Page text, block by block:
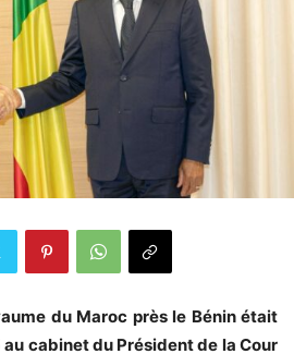
du Maroc près le Bénin était
cabinet du Président de la Cour